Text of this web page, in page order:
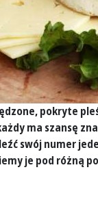
pokryte
ma szansę
swój numer
je pod różną